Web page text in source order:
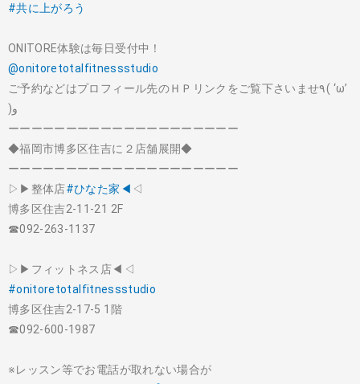
#共に上がろう
ONITORE体験は毎日受付中！
@onitoretotalfitnessstudio
ご予約などはプロフィール先のＨＰリンクをご覧下さいませ٩( ‘ω’
)و
ーーーーーーーーーーーーーーーーーーーー
◆福岡市博多区住吉に２店舗展開◆
ーーーーーーーーーーーーーーーーーーーー
▷▶︎整体店#ひなた家◀︎ ◁
博多区住吉2-11-21 2F
☎︎092-263-1137
▷▶︎フィットネス店◀︎◁
#onitoretotalfitnessstudio
博多区住吉2-17-5 1階
☎︎092-600-1987
※レッスン等でお電話が取れない場合が